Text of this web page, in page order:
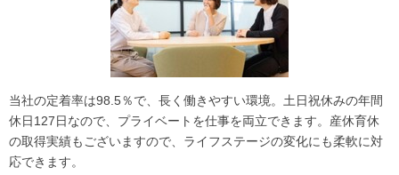
当社の定着率は98.5％で、長く働きやすい環境。土日祝休みの年間
休日127日なので、プライベートを仕事を両立できます。産休育休
の取得実績もございますので、ライフステージの変化にも柔軟に対
応できます。